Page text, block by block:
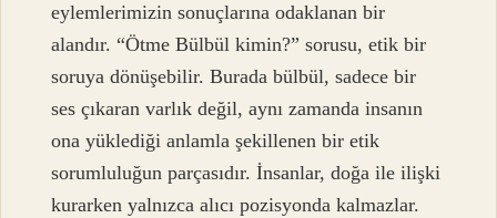
eylemlerimizin sonuçlarına odaklanan bir
alandır. “Ötme Bülbül kimin?” sorusu, etik bir
soruya dönüşebilir. Burada bülbül, sadece bir
ses çıkaran varlık değil, aynı zamanda insanın
ona yüklediği anlamla şekillenen bir etik
sorumluluğun parçasıdır. İnsanlar, doğa ile ilişki
kurarken yalnızca alıcı pozisyonda kalmazlar.